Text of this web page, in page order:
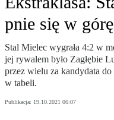
pnie się w
Stal Mielec wygrała 4:2 w
jej rywalem było Zagłębie
przez wielu za kandydata do
w tabeli.
Publikacja: 19.10.2021 06:07